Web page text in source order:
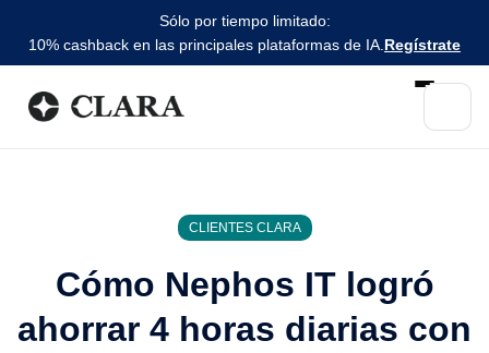
Sólo por tiempo limitado:
10% cashback en las principales plataformas de IA. Regístrate
CLIENTES CLARA
Cómo Nephos IT logró
ahorrar 4 horas diarias con